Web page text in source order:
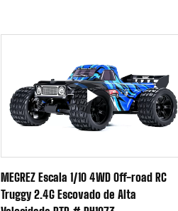
MEGREZ Escala 1/10 4WD Off-road RC
Truggy 2.4G Escovado de Alta